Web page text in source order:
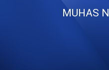
MUHAS